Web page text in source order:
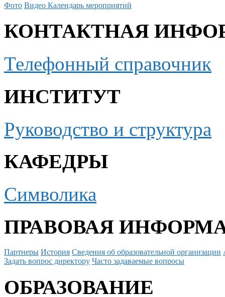
Фото Видео Календарь мероприятий
КОНТАКТНАЯ
Телефонный справочник
ИНСТИТУТ
Руководство и структура
КАФЕДРЫ
Символика
ПРАВОВАЯ
Партнеры История Сведения об образовательной организации
Задать вопрос директору Часто задаваемые вопросы
ОБРАЗОВАНИЕ